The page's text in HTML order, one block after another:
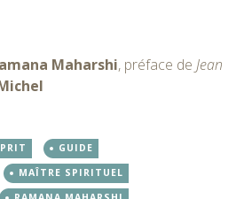
Maharshi, préface de Jean
GUIDE
MAÎTRE SPIRITUEL